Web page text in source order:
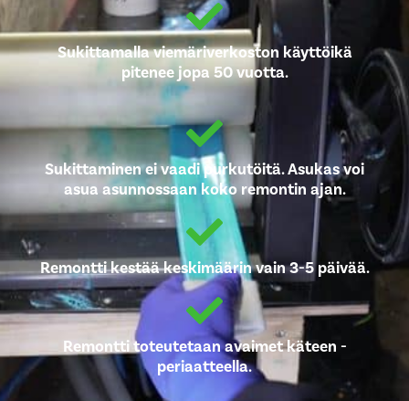
Sukittamalla viemäriverkoston käyttöikä
pitenee jopa 50 vuotta.
Sukittaminen ei vaadi purkutöitä. Asukas voi
asua asunnossaan koko remontin ajan.
Remontti kestää keskimäärin vain 3-5 päivää.
Remontti toteutetaan avaimet käteen -
periaatteella.